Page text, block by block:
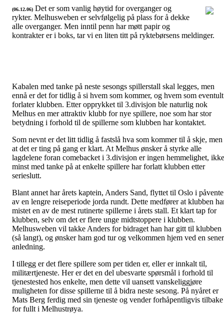
(06.12.06) Det er som vanlig høytid for overganger og
rykter. Melhusweben er selvfølgelig på plass for å dekke
alle overganger. Men inntil penn har møtt papir og
kontrakter er i boks, tar vi en liten titt på ryktebørsens meldinger.
Kabalen med tanke på neste sesongs spillerstall skal legges, men
ennå er det for tidlig å si hvem som kommer, og hvem som eventult
forlater klubben. Etter opprykket til 3.divisjon ble naturlig nok
Melhus en mer attraktiv klubb for nye spillere, noe som har stor
betydning i forhold til de spillerne som klubben har kontaktet.
Som nevnt er det litt tidlig å fastslå hva som kommer til å skje, men
at det er ting på gang er klart. At Melhus ønsker å styrke alle
lagdelene foran comebacket i 3.divisjon er ingen hemmelighet, ikke
minst med tanke på at enkelte spillere har forlatt klubben etter
serieslutt.
Blant annet har årets kaptein, Anders Sand, flyttet til Oslo i påvente
av en lengre reiseperiode jorda rundt. Dette medfører at klubben
mistet en av de mest rutinerte spillerne i årets stall. Et klart tap for
klubben, selv om det er flere unge midtstoppere i klubben.
Melhusweben vil takke Anders for bidraget han har gitt til klubben
(så langt), og ønsker ham god tur og velkommen hjem ved en
anledning.
I tillegg er det flere spillere som per tiden er, eller er innkalt til,
militærtjeneste. Her er det en del ubesvarte spørsmål i forhold til
tjenestested hos enkelte, men dette vil uansett vanskeliggjøre
muligheten for disse spillerne til å bidra neste sesong. På nyåret er
Mats Berg ferdig med sin tjeneste og vender forhåpentligvis tilbake
for fullt i Melhustrøya.